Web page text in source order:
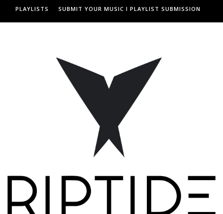
PLAYLISTS SUBMIT YOUR MUSIC I PLAYLIST SUBMISSION